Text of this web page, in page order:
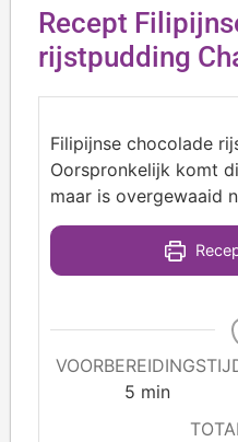
Recept
rijstpudding
Filipijnse chocolade
Oorspronkelijk komt
maar is overgewaaid
5 min